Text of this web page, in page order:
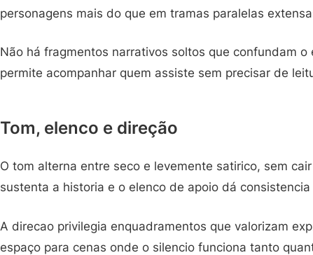
personagens mais do que em tramas paralelas
Não há fragmentos narrativos soltos que confundam
permite acompanhar quem assiste sem precisar de
Tom, elenco e direção
O tom alterna entre seco e levemente satirico, sem
sustenta a historia e o elenco de apoio dá
A direcao privilegia enquadramentos que valorizam
espaço para cenas onde o silencio funciona tanto